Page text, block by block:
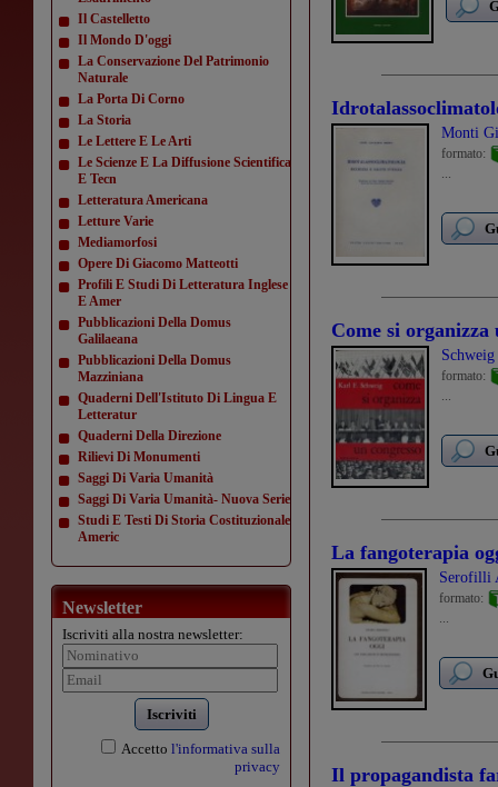
Il Castelletto
Il Mondo D'oggi
La Conservazione Del Patrimonio
Naturale
La Porta Di Corno
La Storia
Le Lettere E Le Arti
Le Scienze E La Diffusione Scientifica
E Tecn
Letteratura Americana
Letture Varie
Mediamorfosi
Opere Di Giacomo Matteotti
Profili E Studi Di Letteratura Inglese
E Amer
Pubblicazioni Della Domus
Galilaeana
Pubblicazioni Della Domus
Mazziniana
Quaderni Dell'Istituto Di Lingua E
Letteratur
Quaderni Della Direzione
Rilievi Di Monumenti
Saggi Di Varia Umanità
Saggi Di Varia Umanità- Nuova Serie
Studi E Testi Di Storia Costituzionale
Americ
Newsletter
Iscriviti alla nostra newsletter:
Iscriviti
Accetto l'informativa sulla
privacy
Monti
formato:
...
Come si organizza
formato:
...
La fangoterapia
Serofilli
formato:
...
Il propagandista